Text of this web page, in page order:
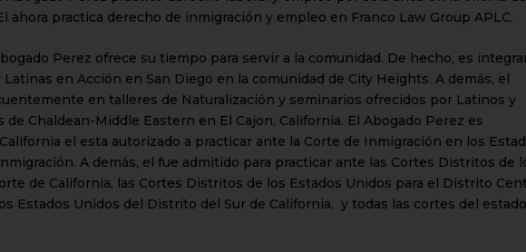
ahora practica derecho de inmigración y empleo en Franco Law Group APLC.
Perez ofrece su tiempo para servir a la comunidad. De hecho, es
en Acción en San Diego en la comunidad de City Heights. A demás, el
en talleres de Naturalización y seminarios ofrecidos por Latinos y
de Chaldean-Middle Eastern en El Cajon, California. El Abogado Perez es
el esta autorizado a practicar ante la Corte de Inmigración en los
A demás, el fue admitido para practicar ante las Cortes Distritos de
de California, las Cortes Distritos de los Estados Unidos para el Distrito
Estados Unidos del Distrito del Sur de California, y todas las cortes del